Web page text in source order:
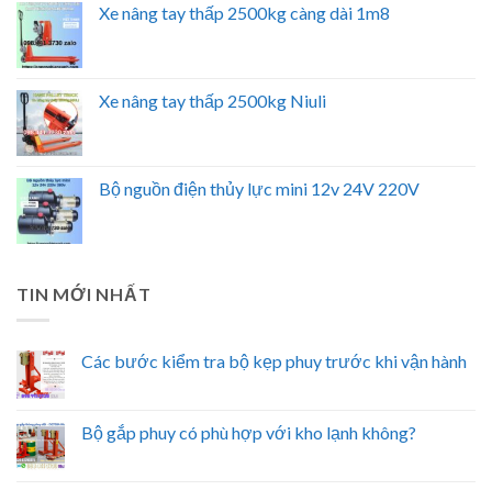
Xe nâng tay thấp 2500kg càng dài 1m8
Xe nâng tay thấp 2500kg Niuli
Bộ nguồn điện thủy lực mini 12v 24V 220V
TIN MỚI NHẤT
Các bước kiểm tra bộ kẹp phuy trước khi vận hành
Bộ gắp phuy có phù hợp với kho lạnh không?